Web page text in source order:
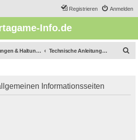
Anmelden
Registrieren
Info.de
Anleitungen & Haltungsberichte Technische Anleitungen & Fragen
e
Informationsseiten